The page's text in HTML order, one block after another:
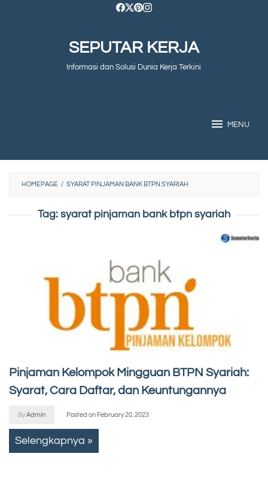
SEPUTAR KERJA
Informasi dan Solusi Dunia Kerja Terkini
MENU
HOMEPAGE / SYARAT PINJAMAN BANK BTPN SYARIAH
Tag: syarat pinjaman bank btpn syariah
Pinjaman Kelompok Mingguan BTPN Syariah:
Syarat, Cara Daftar, dan Keuntungannya
ByAdmin Posted on February 20, 2023
Selengkapnya »